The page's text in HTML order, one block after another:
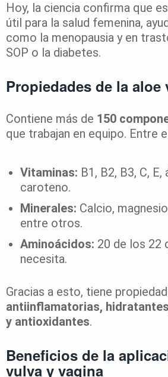
Hoy, la ciencia confirma que
útil para la salud femenina,
como la menopausia y en
SOP o la diabetes.
Propiedades de la aloe
Contiene más de 150
que trabajan en equipo. Entre
Vitaminas: B1, B2, B3, C,
caroteno.
Minerales: Calcio,
entre otros.
Aminoácidos: 20 de los 22
necesita.
Gracias a esto, tiene
antiinflamatorias,
y antioxidantes.
Beneficios de la
vulva y vagina